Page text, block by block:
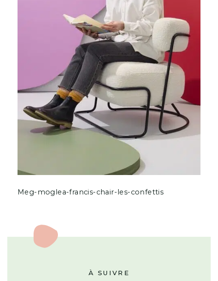
Meg-moglea-francis-chair-les-confettis
À SUIVRE